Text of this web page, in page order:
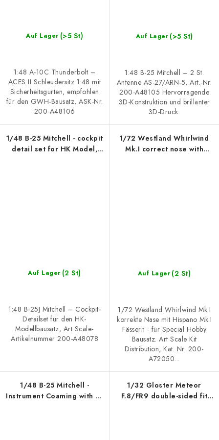
Auf Lager (>5 St)
1:48 A-10C Thunderbolt –
ACES II Schleudersitz 1:48 mit
Sicherheitsgurten, empfohlen
für den GWH-Bausatz, ASK-Nr.
200-A48106
Auf Lager (>5 St)
1:48 B-25 Mitchell – 2 St.
Antenne AS-27/ARN-5, Art.-Nr.
200-A48105 Hervorragende
3D-Konstruktion und brillanter
3D-Druck.
1/48 B-25 Mitchell - cockpit
detail set for HK Model,
Auf Lager (2 St)
1:48 B-25J Mitchell – Cockpit-
Detailset für den HK-
Modellbausatz, Art Scale-
Artikelnummer 200-A48078
1/72 Westland Whirlwind
Mk.I correct nose with
Auf Lager (2 St)
1/72 Westland Whirlwind Mk.I
korrekte Nase mit Hispano Mk.I
Fässern - für Special Hobby
Bausatz. Art Scale Kit
Distribution, Kat. Nr. 200-
A72050...
1/48 B-25 Mitchell -
Instrument Coaming with N-
1/32 Gloster Meteor
F.8/FR9 double-sided fit